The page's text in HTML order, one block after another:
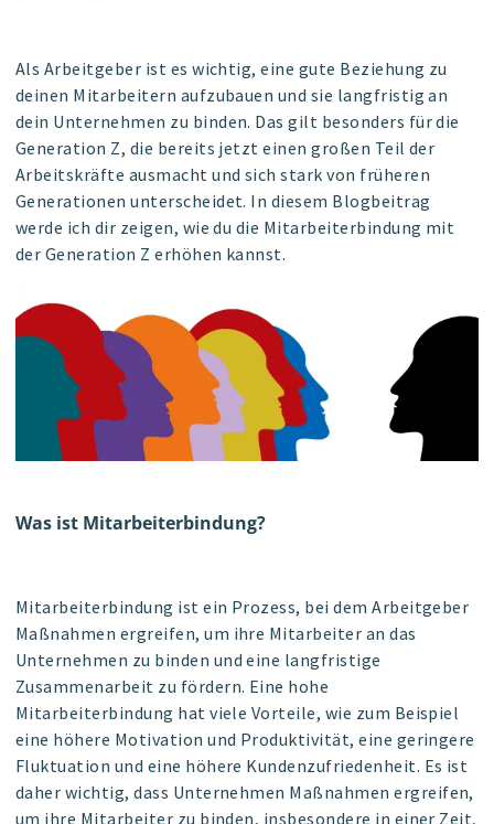
Als Arbeitgeber ist es wichtig, eine gute Beziehung zu
deinen Mitarbeitern aufzubauen und sie langfristig an
dein Unternehmen zu binden. Das gilt besonders für die
Generation Z, die bereits jetzt einen großen Teil der
Arbeitskräfte ausmacht und sich stark von früheren
Generationen unterscheidet. In diesem Blogbeitrag
werde ich dir zeigen, wie du die Mitarbeiterbindung mit
der Generation Z erhöhen kannst.
Was ist Mitarbeiterbindung?
Mitarbeiterbindung ist ein Prozess, bei dem Arbeitgeber
Maßnahmen ergreifen, um ihre Mitarbeiter an das
Unternehmen zu binden und eine langfristige
Zusammenarbeit zu fördern. Eine hohe
Mitarbeiterbindung hat viele Vorteile, wie zum Beispiel
eine höhere Motivation und Produktivität, eine geringere
Fluktuation und eine höhere Kundenzufriedenheit. Es ist
daher wichtig, dass Unternehmen Maßnahmen ergreifen,
um ihre Mitarbeiter zu binden, insbesondere in einer Zeit,